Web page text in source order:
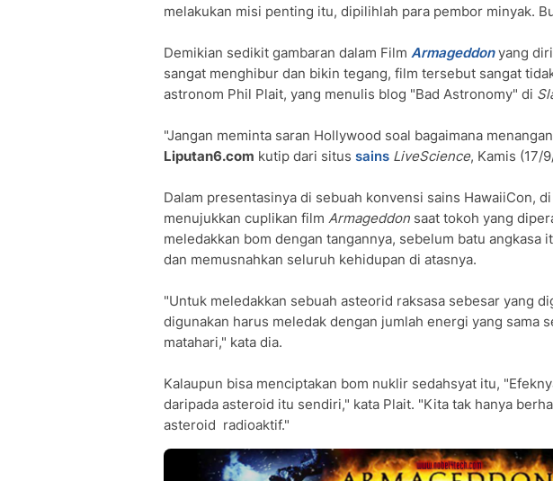
melakukan misi penting itu, dipilihlah para pembor minyak.
Demikian sedikit gambaran dalam Film Armageddonyang
sangat menghibur dan bikin tegang, film tersebut sangat
astronom Phil Plait, yang menulis blog "Bad Astronomy" di
"Jangan meminta saran Hollywood soal bagaimana
Liputan6.com kutip dari situs sains LiveScience, Kamis (17/
Dalam presentasinya di sebuah konvensi sains HawaiiCon,
menujukkan cuplikan film Armageddon saat tokoh yang
meledakkan bom dengan tangannya, sebelum batu angkasa
dan memusnahkan seluruh kehidupan di atasnya.
"Untuk meledakkan sebuah asteorid raksasa sebesar yang
digunakan harus meledak dengan jumlah energi yang sama
matahari," kata dia.
Kalaupun bisa menciptakan bom nuklir sedahsyat itu,
daripada asteroid itu sendiri," kata Plait. "Kita tak hanya
asteroid radioaktif."